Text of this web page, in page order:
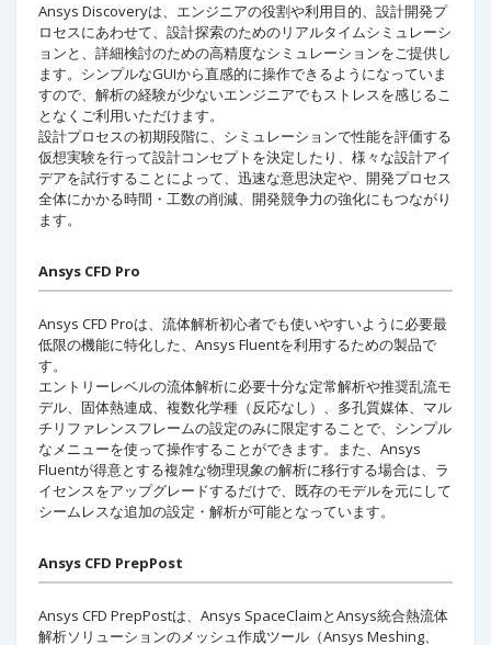
Ansys Discoveryは、エンジニアの役割や利用目的、設計開発プ
ロセスにあわせて、設計探索のためのリアルタイムシミュレーシ
ョンと、詳細検討のための高精度なシミュレーションをご提供し
ます。シンプルなGUIから直感的に操作できるようになっていま
すので、解析の経験が少ないエンジニアでもストレスを感じるこ
となくご利用いただけます。
設計プロセスの初期段階に、シミュレーションで性能を評価する
仮想実験を行って設計コンセプトを決定したり、様々な設計アイ
デアを試行することによって、迅速な意思決定や、開発プロセス
全体にかかる時間・工数の削減、開発競争力の強化にもつながり
ます。
Ansys CFD Pro
Ansys CFD Proは、流体解析初心者でも使いやすいように必要最
低限の機能に特化した、Ansys Fluentを利用するための製品で
す。
エントリーレベルの流体解析に必要十分な定常解析や推奨乱流モ
デル、固体熱連成、複数化学種（反応なし）、多孔質媒体、マル
チリファレンスフレームの設定のみに限定することで、シンプル
なメニューを使って操作することができます。また、Ansys
Fluentが得意とする複雑な物理現象の解析に移行する場合は、ラ
イセンスをアップグレードするだけで、既存のモデルを元にして
シームレスな追加の設定・解析が可能となっています。
Ansys CFD PrepPost
Ansys CFD PrepPostは、Ansys SpaceClaimとAnsys統合熱流体
解析ソリューションのメッシュ作成ツール（Ansys Meshing、